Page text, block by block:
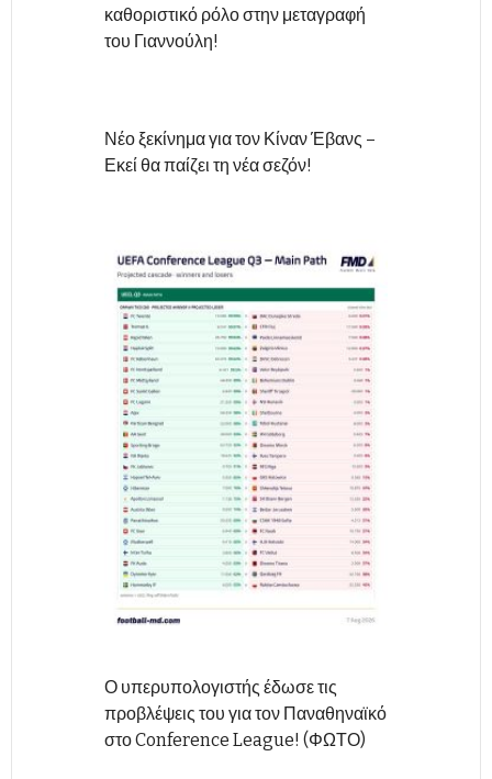
καθοριστικό ρόλο στην μεταγραφή
του Γιαννούλη!
Νέο ξεκίνημα για τον Κίναν Έβανς –
Εκεί θα παίζει τη νέα σεζόν!
Ο υπερυπολογιστής έδωσε τις
προβλέψεις του για τον Παναθηναϊκό
στο Conference League! (ΦΩΤΟ)